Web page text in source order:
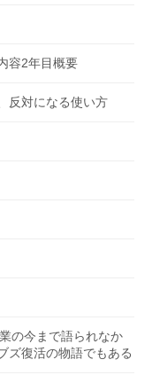
容2年目概要
反対になる使い方
の今まで語られなか
ズ復活の物語でもある